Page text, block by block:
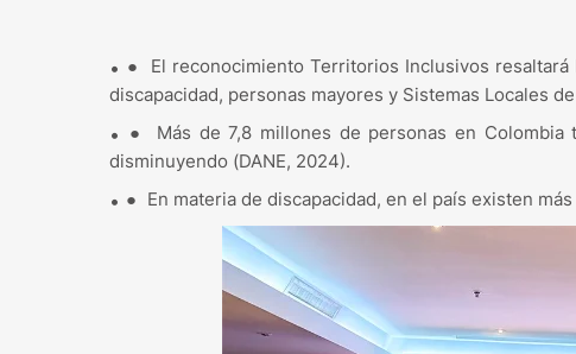
●
El reconocimiento Territorios Inclusivos
discapacidad, personas mayores y Sistemas Locales
●
Más de 7,8 millones de personas en
disminuyendo (DANE, 2024).
● En materia de discapacidad, en el país existen